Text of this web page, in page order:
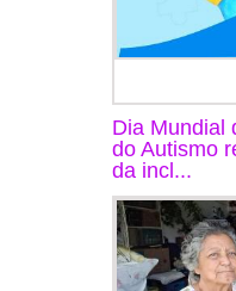
Dia Mundial
do Autismo
da incl...